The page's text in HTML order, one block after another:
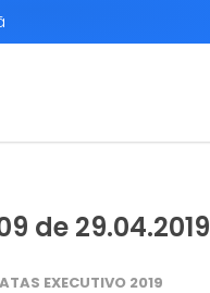
de 29.04.2019
ATAS EXECUTIVO 2019